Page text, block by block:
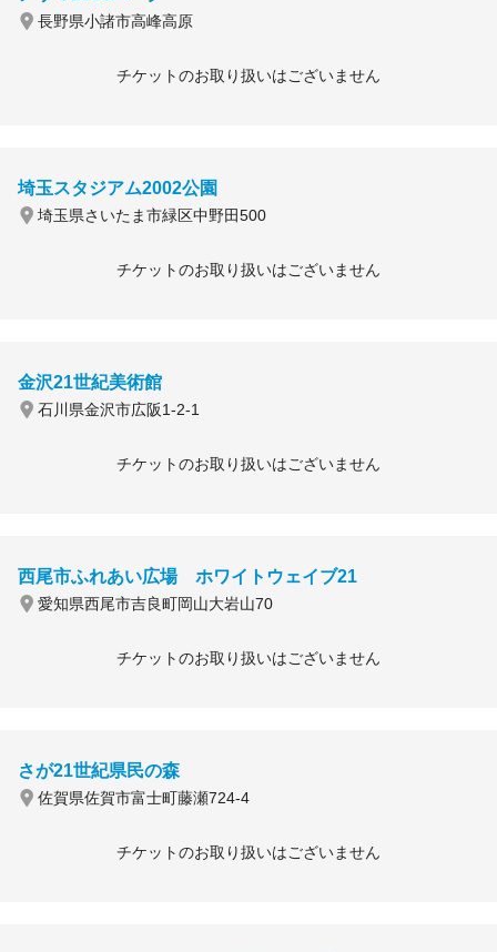
長野県小諸市高峰高原
チケットのお取り扱いはございません
埼玉スタジアム2002公園
埼玉県さいたま市緑区中野田500
チケットのお取り扱いはございません
金沢21世紀美術館
石川県金沢市広阪1-2-1
チケットのお取り扱いはございません
西尾市ふれあい広場 ホワイトウェイブ21
愛知県西尾市吉良町岡山大岩山70
チケットのお取り扱いはございません
さが21世紀県民の森
佐賀県佐賀市富士町藤瀬724-4
チケットのお取り扱いはございません